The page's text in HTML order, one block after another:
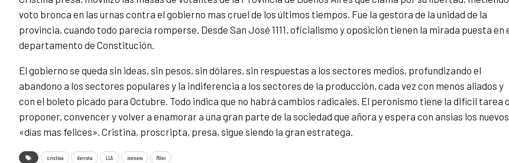
voto bronca en las urnas contra el gobierno mas cruel de los últimos tiempos. Fue la gestora de la unidad de la
provincia, cuando todo parecía romperse. Desde San José 1111, oficialismo y oposición tienen la mirada puesta en
departamento de Constitución.
El gobierno se queda sin ideas, sin pesos, sin dólares, sin respuestas a los sectores medios, profundizando el
abandono a los sectores populares y la indiferencia a los sectores de la producción, cada vez con menos aliados y
con el boleto picado para Octubre. Todo indica que no habrá cambios radicales. El peronismo tiene la difícil tarea
proponer, convencer y volver a enamorar a una gran parte de la sociedad que añora y espera con ansias los nuevos
«días mas felices». Cristina, proscripta, presa, sigue siendo la gran estratega.
cristina derrota LLA menem Milei